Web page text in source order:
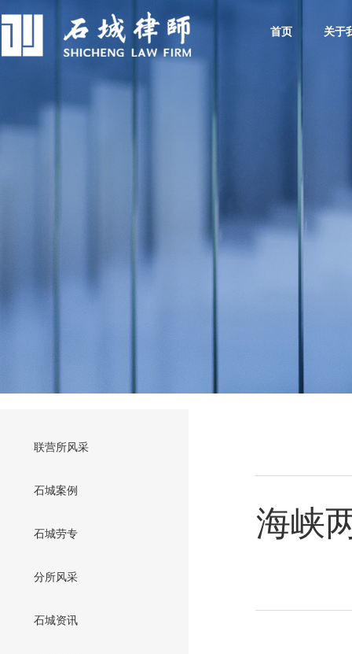
首页 关于
联营所风采
石城案例
石城劳专
分所风采
石城资讯
海峡